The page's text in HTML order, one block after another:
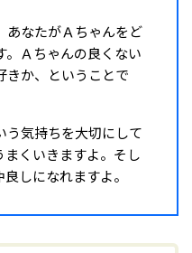
あなたがＡちゃんをど
Ａちゃんの良くない
きか、ということで
う気持ちを大切にして
くいきますよ。そし
しになれますよ。